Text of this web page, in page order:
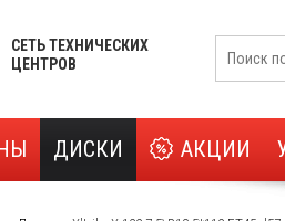
СЕТЬ ТЕХНИЧЕСКИХ
ЦЕНТРОВ
ДИСКИ АКЦИИ